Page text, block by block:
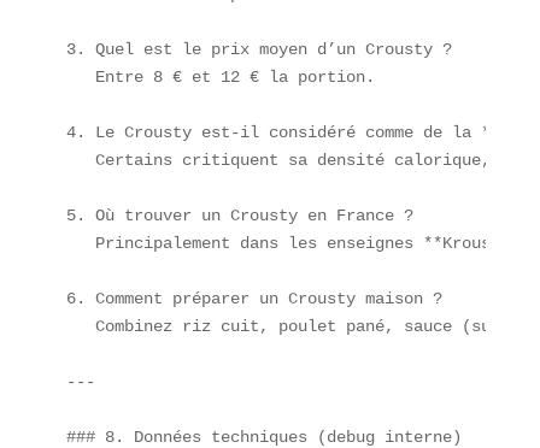
3. Quel est le prix moyen d’un Crousty ?
   Entre 8 € et 12 € la portion.
4. Le Crousty est-il considéré comme de la
Certains critiquent sa densité calorique,
5. Où trouver un Crousty en France ?
Principalement dans les enseignes **Krousty
6. Comment préparer un Crousty maison ?
Combinez riz cuit, poulet pané, sauce
---
### 8. Données techniques (debug interne)